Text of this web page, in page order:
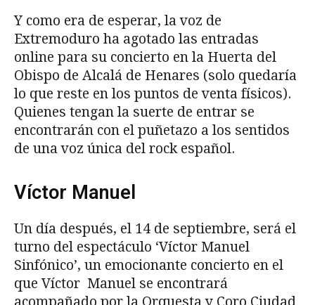
Y como era de esperar, la voz de
Extremoduro ha agotado las entradas
online para su concierto en la Huerta del
Obispo de Alcalá de Henares (solo quedaría
lo que reste en los puntos de venta físicos).
Quienes tengan la suerte de entrar se
encontrarán con el puñetazo a los sentidos
de una voz única del rock español.
Víctor Manuel
Un día después, el 14 de septiembre, será el
turno del espectáculo ‘Víctor Manuel
Sinfónico’, un emocionante concierto en el
que Víctor Manuel se encontrará